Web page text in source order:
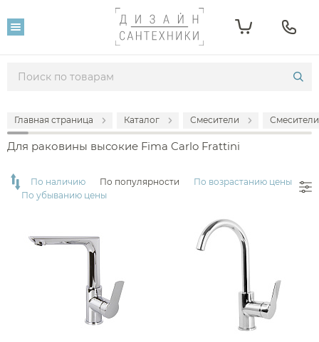
Главная страница Каталог Смесители
Для раковины высокие Fima Carlo Frattini
Фильтр
17 454 154 240
Fima Carlo Frattini
По наличию По популярности
По возрастанию цены
По убыванию цены